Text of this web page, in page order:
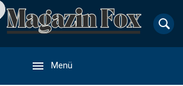
 Menü